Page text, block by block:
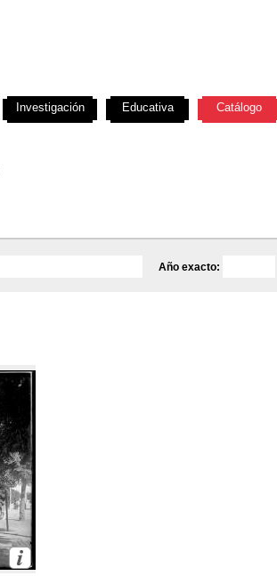
Año exacto:
Investigación Educativa Catálogo